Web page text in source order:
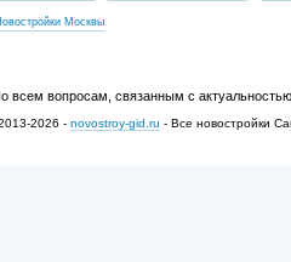
Москвы
всем вопросам, связанным с
2026 - novostroy-gid.ru - Все новостройки